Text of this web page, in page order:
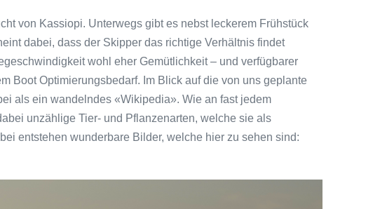
von Kassiopi. Unterwegs gibt es nebst leckerem Frühstück
dabei, dass der Skipper das richtige Verhältnis findet
wohl eher Gemütlichkeit – und verfügbarer
Boot Optimierungsbedarf. Im Blick auf die von uns geplante
als ein wandelndes «Wikipedia». Wie an fast jedem
unzählige Tier- und Pflanzenarten, welche sie als
entstehen wunderbare Bilder, welche hier zu sehen sind: